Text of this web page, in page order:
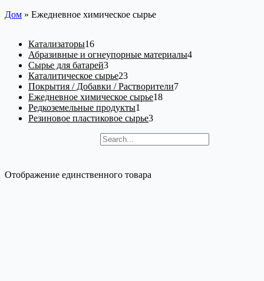
Дом » Ежедневное химическое сырье
Катализаторы161
6
т
о
в
а
р
о
Абразивные и огнеупорные материалы44
Сырье для батарей33
т
о
в
а
р
Каталитическое сырье232
3
т
о
в
Покрытия / Добавки / Растворители77
Ежедневное химическое сырье181
Редкоземельные продукты1
т
Резиновое пластиковое сырье33
поиск
Отображение единственного товара